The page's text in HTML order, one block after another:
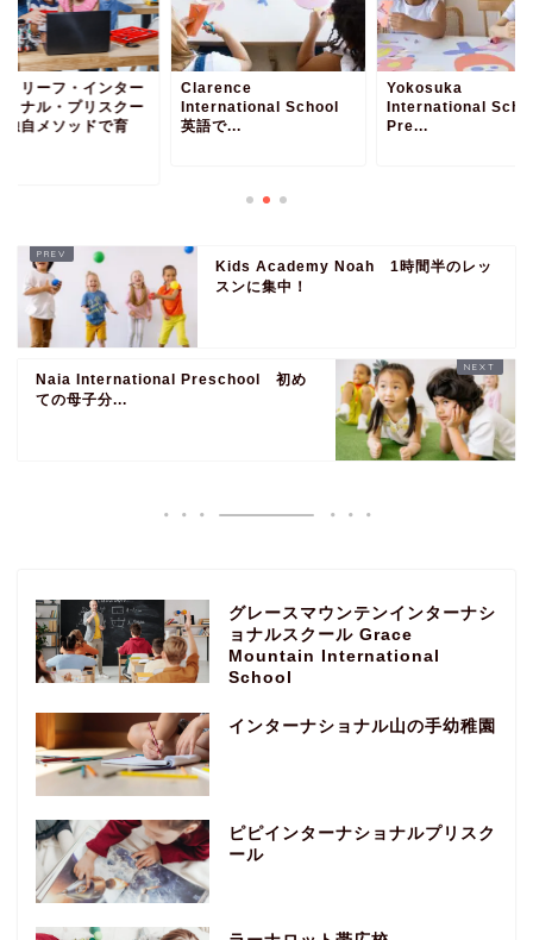
トリーフ・インター
ョナル・プリスクー
自メソッドで育
Clarence
International School
英語で...
Yokosuka
International
Pre...
Kids Academy Noah 1時間半のレッ
スンに集中！
Naia International Preschool 初め
ての母子分...
グレースマウンテンインターナシ
ョナルスクール Grace
Mountain International
School
インターナショナル山の手幼稚園
ピピインターナショナルプリスク
ール